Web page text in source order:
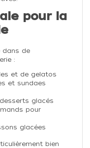
pour la
dans de
:
et de gelatos
et sundaes
glacés
pour
glacées
bien